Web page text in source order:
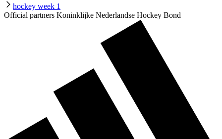
hockey week 1
Official partners Koninklijke Nederlandse Hockey Bond